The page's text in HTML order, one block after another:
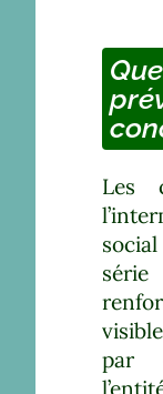
Les
par